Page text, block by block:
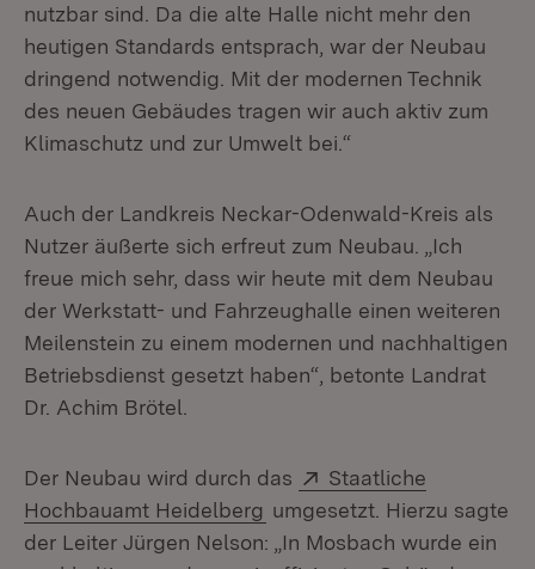
nutzbar sind. Da die alte Halle nicht mehr den
heutigen Standards entsprach, war der Neubau
dringend notwendig. Mit der modernen Technik
des neuen Gebäudes tragen wir auch aktiv zum
Klimaschutz und zur Umwelt bei.“
Auch der Landkreis Neckar-Odenwald-Kreis als
Nutzer äußerte sich erfreut zum Neubau. „Ich
freue mich sehr, dass wir heute mit dem Neubau
der Werkstatt- und Fahrzeughalle einen weiteren
Meilenstein zu einem modernen und nachhaltigen
Betriebsdienst gesetzt haben“, betonte Landrat
Dr. Achim Brötel.
Der Neubau wird durch das Extern:
Staatliche
Hochbauamt Heidelberg (Öffnet in neuem Fenster)
umgesetzt. Hierzu sagte
der Leiter Jürgen Nelson: „In Mosbach wurde ein